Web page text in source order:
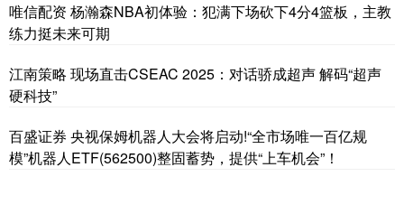
唯信配资 杨瀚森NBA初体验：犯满下场砍下4分4篮板，主教
练力挺未来可期
江南策略 现场直击CSEAC 2025：对话骄成超声 解码“超声
硬科技”
百盛证券 央视保姆机器人大会将启动!“全市场唯一百亿规
模”机器人ETF(562500)整固蓄势，提供“上车机会”！